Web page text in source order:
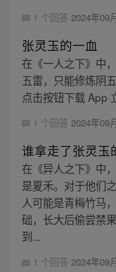
1 个回答 2024年09
张灵玉的一血
在《一人之下》中
五雷，只能修炼阴
点击按钮下载 App
1 个回答 2024年09
谁拿走了张灵玉
在《异人之下》中
是夏禾。对于他们
人可能是青梅竹马
础，长大后偷尝禁
到...
1 个回答 2024年09